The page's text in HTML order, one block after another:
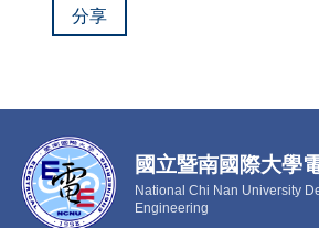
分享
國立暨南國際大學
National Chi Nan University
Engineering